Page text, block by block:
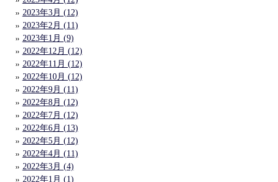
2023年3月 (12)
2023年2月 (11)
2023年1月 (9)
2022年12月 (12)
2022年11月 (12)
2022年10月 (12)
2022年9月 (11)
2022年8月 (12)
2022年7月 (12)
2022年6月 (13)
2022年5月 (12)
2022年4月 (11)
2022年3月 (4)
2022年1月 (1)